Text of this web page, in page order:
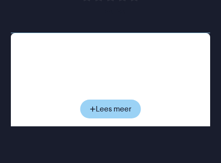
Vlak voor haar overlijden blikt Faithfull terug op
het legendarische album Broken English. Als rode
draad loopt de voortdurende strijd tussen haar
eigen verhaal en het publieke beeld dat van haar
Lees meer